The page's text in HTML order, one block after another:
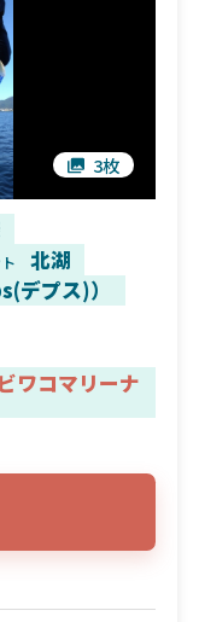
3枚
北湖
デプス)）
ビワコマリーナ